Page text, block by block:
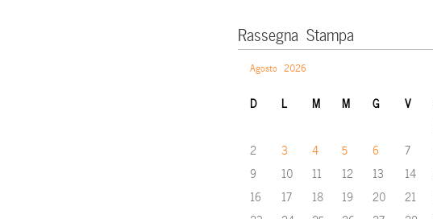
Rassegna Stampa
Agosto 2026
D L M M G V
2
3 4 5 6 7
9
10 11 12 13 14
16
17 18 19 20 21